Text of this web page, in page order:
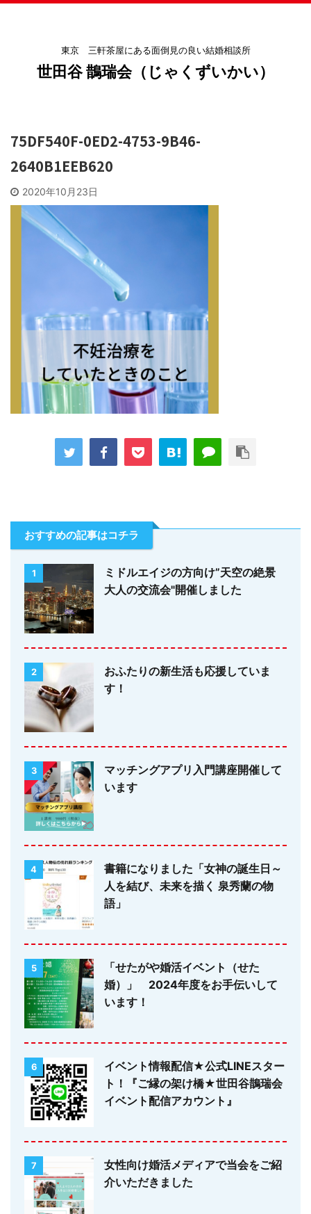
東京 三軒茶屋にある面倒見の良い結婚相談所
世田谷 鵲瑞会（じゃくずいかい）
75DF540F-0ED2-4753-9B46-
2640B1EEB620
2020年10月23日
おすすめの記事はコチラ
1
ミドルエイジの方向け”天空の絶景
大人の交流会"開催しました
2
おふたりの新生活も応援していま
す！
3
マッチングアプリ入門講座開催して
います
4
書籍になりました「女神の誕生日～
人を結び、未来を描く 泉秀蘭の物
語」
5
「せたがや婚活イベント（せた
婚）」 2024年度をお手伝いして
います！
6
イベント情報配信★公式LINEスター
ト！『ご縁の架け橋★世田谷鵲瑞会
イベント配信アカウント』
7
女性向け婚活メディアで当会をご紹
介いただきました